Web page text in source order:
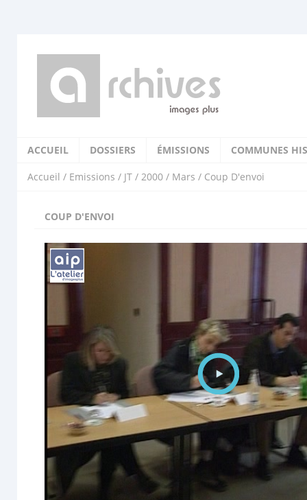
ACCUEIL DOSSIERS ÉMISSIONS COMMUNES
Accueil / Emissions / JT / 2000 / Mars / Coup D'envoi
COUP D'ENVOI